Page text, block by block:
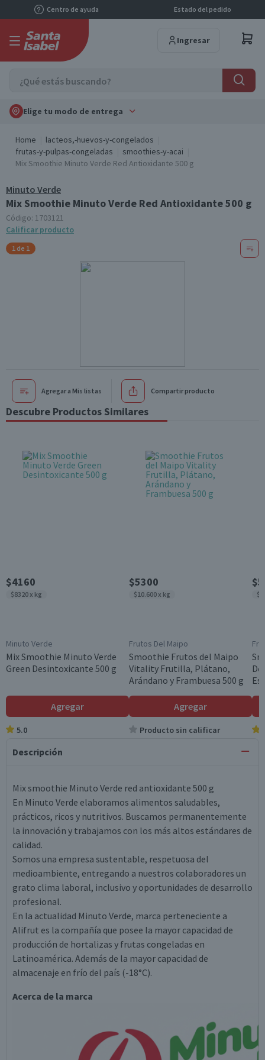
Centro de ayuda Estado del pedido
Ingresar
Elige tu modo de entrega
Home
lacteos,-huevos-y-congelados
frutas-y-pulpas-congeladas
smoothies-y-acai
Mix Smoothie Minuto Verde Red Antioxidante 500 g
Minuto Verde
Mix Smoothie Minuto Verde Red Antioxidante 500 g
Código: 1703121
Calificar producto
1 de 1
Agregar a Mis listas Compartir producto
Descubre Productos Similares
$4160
$8320 x kg
Minuto Verde
Mix Smoothie Minuto Verde
Green Desintoxicante 500 g
Agregar
5.0
$5300
$10.600 x kg
Frutos Del Maipo
Smoothie Frutos del Maipo
Vitality Frutilla, Plátano,
Arándano y Frambuesa 500 g
Agregar
Producto sin calificar
Descripción
Mix smoothie Minuto Verde red antioxidante 500 g
En Minuto Verde elaboramos alimentos saludables,
prácticos, ricos y nutritivos. Buscamos permanentemente
la innovación y trabajamos con los más altos estándares de
calidad.
Somos una empresa sustentable, respetuosa del
medioambiente, entregando a nuestros colaboradores un
grato clima laboral, inclusivo y oportunidades de desarrollo
profesional.
En la actualidad Minuto Verde, marca perteneciente a
Alifrut es la compañía que posee la mayor capacidad de
producción de hortalizas y frutas congeladas en
Latinoamérica. Además de la mayor capacidad de
almacenaje en frío del país (-18°C).
Acerca de la marca